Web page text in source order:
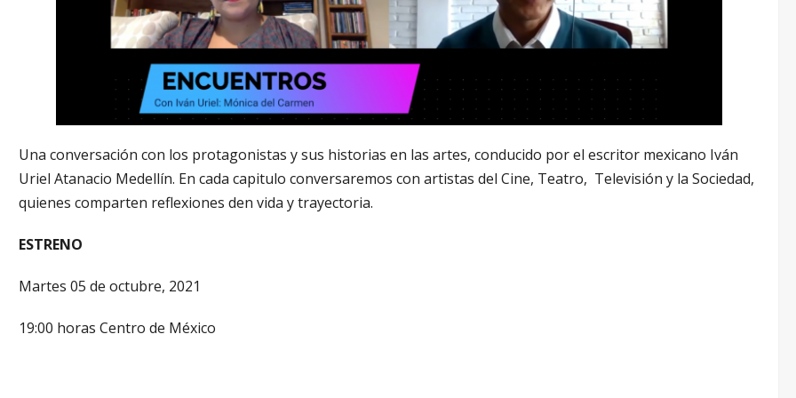
Una conversación con los protagonistas y sus historias en las artes, conducido por el escritor mexicano Iván
Uriel Atanacio Medellín. En cada capitulo conversaremos con artistas del Cine, Teatro, Televisión y la Sociedad,
quienes comparten reflexiones den vida y trayectoria.
ESTRENO
Martes 05 de octubre, 2021
19:00 horas Centro de México